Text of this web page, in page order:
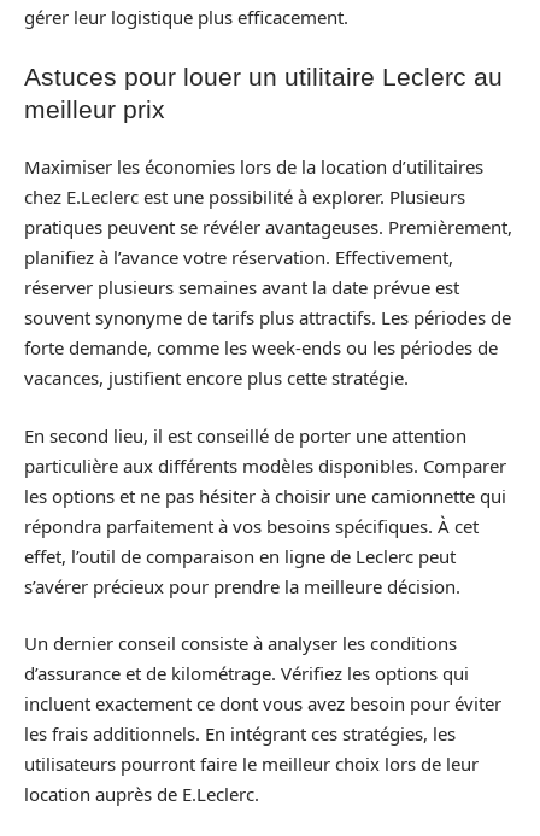
gérer leur logistique plus efficacement.
Astuces pour louer un utilitaire Leclerc au
meilleur prix
Maximiser les économies lors de la location d’utilitaires
chez E.Leclerc est une possibilité à explorer. Plusieurs
pratiques peuvent se révéler avantageuses. Premièrement,
planifiez à l’avance votre réservation. Effectivement,
réserver plusieurs semaines avant la date prévue est
souvent synonyme de tarifs plus attractifs. Les périodes de
forte demande, comme les week-ends ou les périodes de
vacances, justifient encore plus cette stratégie.
En second lieu, il est conseillé de porter une attention
particulière aux différents modèles disponibles. Comparer
les options et ne pas hésiter à choisir une camionnette qui
répondra parfaitement à vos besoins spécifiques. À cet
effet, l’outil de comparaison en ligne de Leclerc peut
s’avérer précieux pour prendre la meilleure décision.
Un dernier conseil consiste à analyser les conditions
d’assurance et de kilométrage. Vérifiez les options qui
incluent exactement ce dont vous avez besoin pour éviter
les frais additionnels. En intégrant ces stratégies, les
utilisateurs pourront faire le meilleur choix lors de leur
location auprès de E.Leclerc.